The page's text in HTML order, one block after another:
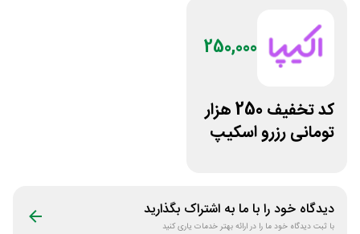
250,000
کد تخفیف 250 هزار
تومانی رزرو اسکیپ
دیدگاه خود را با ما به اشتراک بگذارید
با ثبت دیدگاه خود ما را در ارائه بهتر خدمات یاری کنید